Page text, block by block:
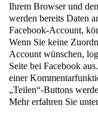
Ihrem Browser und
werden bereits Daten
Facebook-Account,
Wenn Sie keine
Account wünschen,
Seite bei Facebook
einer
„Teilen“-Buttons
Mehr erfahren Sie